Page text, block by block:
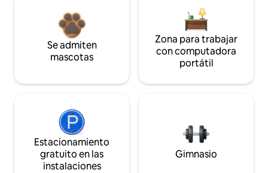
Se admiten
mascotas
Zona para trabajar
con computadora
portátil
Estacionamiento
gratuito en las
instalaciones
Gimnasio